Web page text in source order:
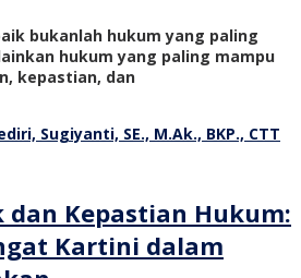
bukanlah hukum yang paling
hukum yang paling mampu
kepastian, dan
dan Kepastian Hukum:
Kartini dalam